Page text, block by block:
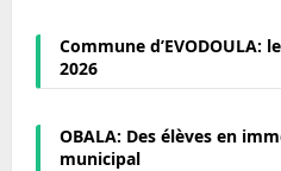
Commune d’EVODOULA:
2026
OBALA: Des élèves en
municipal